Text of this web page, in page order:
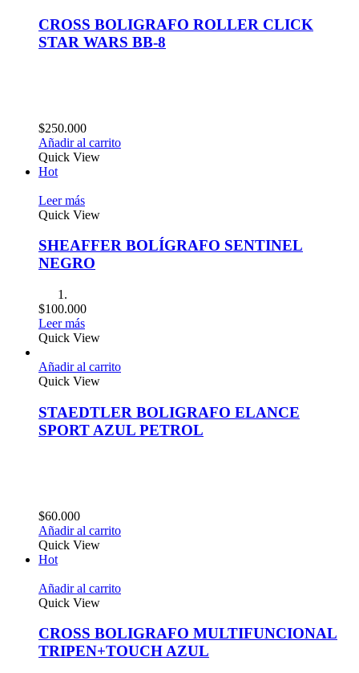
CROSS BOLIGRAFO ROLLER CLICK
STAR WARS BB-8
$250.000
Añadir al carrito
Quick View
Hot
Leer más
Quick View
SHEAFFER BOLÍGRAFO SENTINEL
NEGRO
$100.000
Leer más
Quick View
Añadir al carrito
Quick View
STAEDTLER BOLIGRAFO ELANCE
SPORT AZUL PETROL
$60.000
Añadir al carrito
Quick View
Hot
Añadir al carrito
Quick View
CROSS BOLIGRAFO MULTIFUNCIONAL
TRIPEN+TOUCH AZUL